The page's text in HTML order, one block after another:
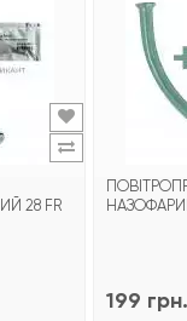
28 FR
199 грн.